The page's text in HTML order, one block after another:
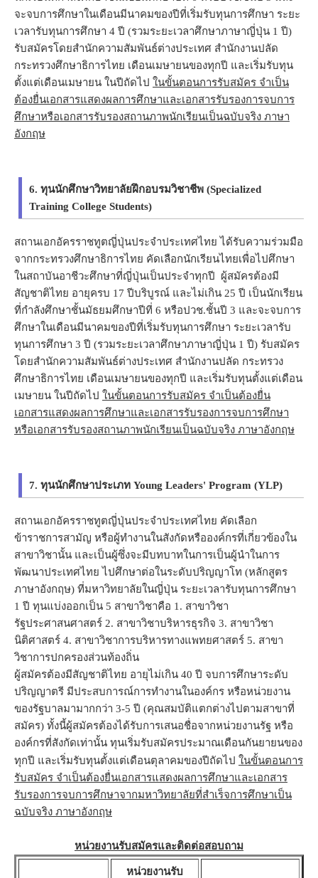
จะจบการศึกษาในเดือนมีนาคมของปีที่เริ่มรับทุนการศึกษา ระยะ
เวลารับทุนการศึกษา 4 ปี (รวมระยะเวลาศึกษาภาษาญี่ปุ่น 1 ปี)
รับสมัครโดยสำนักความสัมพันธ์ต่างประเทศ สำนักงานปลัด
กระทรวงศึกษาธิการไทย เดือนเมษายนของทุกปี และเริ่มรับทุน
ตั้งแต่เดือนเมษายน ในปีถัดไป ในขั้นตอนการรับสมัคร จำเป็น
ต้องยื่นเอกสารแสดงผลการศึกษาและเอกสารรับรองการจบการ
ศึกษาหรือเอกสารรับรองสถานภาพนักเรียนเป็นฉบับจริง ภาษา
อังกฤษ
6. ทุนนักศึกษาวิทยาลัยฝึกอบรมวิชาชีพ (Specialized
Training College Students)
สถานเอกอัครราชทูตญี่ปุ่นประจำประเทศไทย ได้รับความร่วมมือ
จากกระทรวงศึกษาธิการไทย คัดเลือกนักเรียนไทยเพื่อไปศึกษา
ในสถาบันอาชีวะศึกษาที่ญี่ปุ่นเป็นประจำทุกปี ผู้สมัครต้องมี
สัญชาติไทย อายุครบ 17 ปีบริบูรณ์ และไม่เกิน 25 ปี เป็นนักเรียน
ที่กำลังศึกษาชั้นมัธยมศึกษาปีที่ 6 หรือปวช.ชั้นปี 3 และจะจบการ
ศึกษาในเดือนมีนาคมของปีที่เริ่มรับทุนการศึกษา ระยะเวลารับ
ทุนการศึกษา 3 ปี (รวมระยะเวลาศึกษาภาษาญี่ปุ่น 1 ปี) รับสมัคร
โดยสำนักความสัมพันธ์ต่างประเทศ สำนักงานปลัด กระทรวง
ศึกษาธิการไทย เดือนเมษายนของทุกปี และเริ่มรับทุนตั้งแต่เดือน
เมษายน ในปีถัดไป ในขั้นตอนการรับสมัคร จำเป็นต้องยื่น
เอกสารแสดงผลการศึกษาและเอกสารรับรองการจบการศึกษา
หรือเอกสารรับรองสถานภาพนักเรียนเป็นฉบับจริง ภาษาอังกฤษ
7. ทุนนักศึกษาประเภท Young Leaders' Program (YLP)
สถานเอกอัครราชทูตญี่ปุ่นประจำประเทศไทย คัดเลือก
ข้าราชการสามัญ หรือผู้ทำงานในสังกัดหรือองค์กรที่เกี่ยวข้องใน
สาขาวิชานั้น และเป็นผู้ซึ่งจะมีบทบาทในการเป็นผู้นำในการ
พัฒนาประเทศไทย ไปศึกษาต่อในระดับปริญญาโท (หลักสูตร
ภาษาอังกฤษ) ที่มหาวิทยาลัยในญี่ปุ่น ระยะเวลารับทุนการศึกษา
1 ปี ทุนแบ่งออกเป็น 5 สาขาวิชาคือ 1. สาขาวิชา
รัฐประศาสนศาสตร์ 2. สาขาวิชาบริหารธุรกิจ 3. สาขาวิชา
นิติศาสตร์ 4. สาขาวิชาการบริหารทางแพทยศาสตร์ 5. สาขา
วิชาการปกครองส่วนท้องถิ่น
ผู้สมัครต้องมีสัญชาติไทย อายุไม่เกิน 40 ปี จบการศึกษาระดับ
ปริญญาตรี มีประสบการณ์การทำงานในองค์กร หรือหน่วยงาน
ของรัฐบาลมามากกว่า 3-5 ปี (คุณสมบัติแตกต่างไปตามสาขาที่
สมัคร) ทั้งนี้ผู้สมัครต้องได้รับการเสนอชื่อจากหน่วยงานรัฐ หรือ
องค์กรที่สังกัดเท่านั้น ทุนเริ่มรับสมัครประมาณเดือนกันยายนของ
ทุกปี และเริ่มรับทุนตั้งแต่เดือนตุลาคมของปีถัดไป
ในขั้นตอนการ
รับสมัคร จำเป็นต้องยื่นเอกสารแสดงผลการศึกษาและเอกสาร
รับรองการจบการศึกษาจากมหาวิทยาลัยที่สำเร็จการศึกษาเป็น
ฉบับจริง ภาษาอังกฤษ
หน่วยงานรับสมัครและติดต่อสอบถาม
หน่วยงานรับ